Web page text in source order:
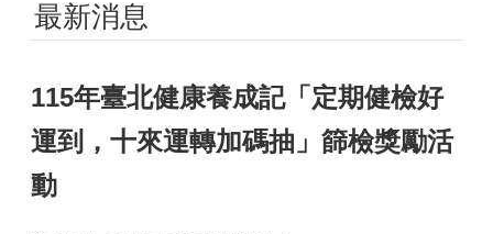
最新消息
115年臺北健康養成記「定期健檢好
運到，十來運轉加碼抽」篩檢獎勵活
動